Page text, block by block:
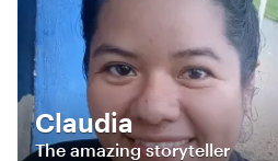
Claudia
The amazing storyteller